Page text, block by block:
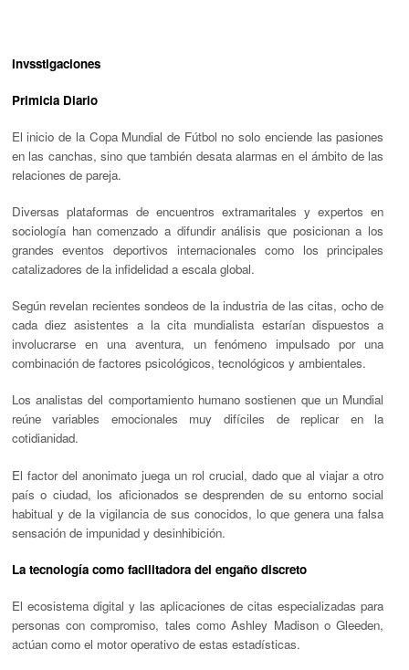
Invsstigaciones
Primicia Diario
El inicio de la Copa Mundial de Fútbol no solo enciende las pasiones
en las canchas, sino que también desata alarmas en el ámbito de las
relaciones de pareja.
Diversas plataformas de encuentros extramaritales y expertos en
sociología han comenzado a difundir análisis que posicionan a los
grandes eventos deportivos internacionales como los principales
catalizadores de la infidelidad a escala global.
Según revelan recientes sondeos de la industria de las citas, ocho de
cada diez asistentes a la cita mundialista estarían dispuestos a
involucrarse en una aventura, un fenómeno impulsado por una
combinación de factores psicológicos, tecnológicos y ambientales.
Los analistas del comportamiento humano sostienen que un Mundial
reúne variables emocionales muy difíciles de replicar en la
cotidianidad.
El factor del anonimato juega un rol crucial, dado que al viajar a otro
país o ciudad, los aficionados se desprenden de su entorno social
habitual y de la vigilancia de sus conocidos, lo que genera una falsa
sensación de impunidad y desinhibición.
La tecnología como facilitadora del engaño discreto
El ecosistema digital y las aplicaciones de citas especializadas para
personas con compromiso, tales como Ashley Madison o Gleeden,
actúan como el motor operativo de estas estadísticas.